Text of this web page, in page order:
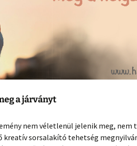
a járványt
nem véletlenül jelenik meg, nem
kreatív sorsalakító tehetség